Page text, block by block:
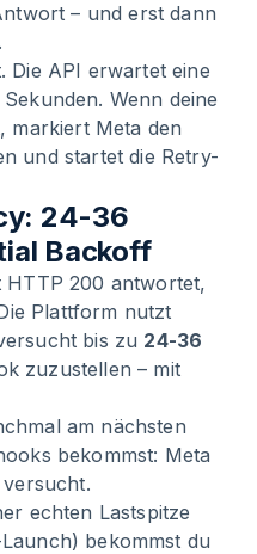
– und erst dann
Die API erwartet eine
Wenn deine
markiert Meta den
und startet die Retry-
24-36
Backoff
HTTP 200 antwortet,
Plattform nutzt
bis zu 24-36
zuzustellen – mit
am nächsten
bekommst: Meta
echten Lastspitze
bekommst du